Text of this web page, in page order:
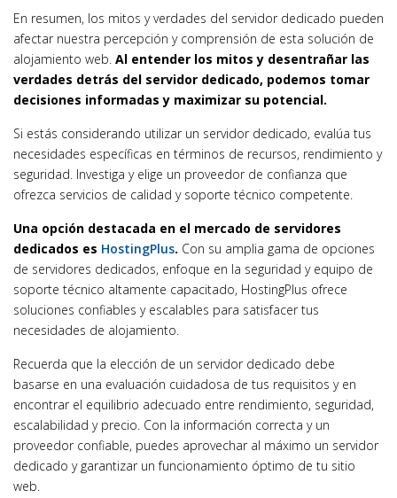
En resumen, los mitos y verdades del servidor dedicado pueden
afectar nuestra percepción y comprensión de esta solución de
alojamiento web. Al entender los mitos y desentrañar las
verdades detrás del servidor dedicado, podemos tomar
decisiones informadas y maximizar su potencial.
Si estás considerando utilizar un servidor dedicado, evalúa tus
necesidades específicas en términos de recursos, rendimiento y
seguridad. Investiga y elige un proveedor de confianza que
ofrezca servicios de calidad y soporte técnico competente.
Una opción destacada en el mercado de servidores
dedicados es HostingPlus. Con su amplia gama de opciones
de servidores dedicados, enfoque en la seguridad y equipo de
soporte técnico altamente capacitado, HostingPlus ofrece
soluciones confiables y escalables para satisfacer tus
necesidades de alojamiento.
Recuerda que la elección de un servidor dedicado debe
basarse en una evaluación cuidadosa de tus requisitos y en
encontrar el equilibrio adecuado entre rendimiento, seguridad,
escalabilidad y precio. Con la información correcta y un
proveedor confiable, puedes aprovechar al máximo un servidor
dedicado y garantizar un funcionamiento óptimo de tu sitio
web.